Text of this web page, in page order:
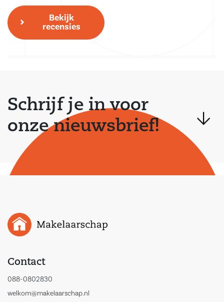
Schrijf je in voor
onze nieuwsbrief!
Bekijk
recensies
Contact
088-0802830
welkom@makelaarschap.nl